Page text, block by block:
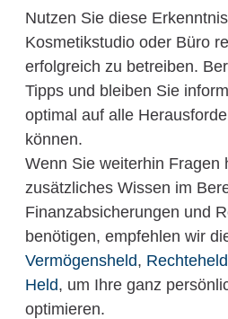
Nutzen Sie diese
Kosmetikstudio oder Büro
erfolgreich zu betreiben.
Tipps und bleiben Sie
optimal auf alle
können.
Wenn Sie weiterhin Fragen
zusätzliches Wissen im
Finanzabsicherungen und
benötigen, empfehlen wir
Vermögensheld, Rechteheld
Held, um Ihre ganz
optimieren.